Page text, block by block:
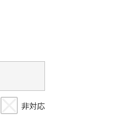
非対応